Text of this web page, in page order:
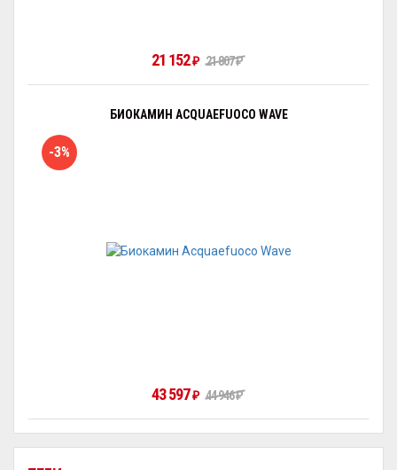
21 152 ₽ 21 807₽
БИОКАМИН ACQUAEFUOCO WAVE
-3%
43 597 ₽ 44 946₽